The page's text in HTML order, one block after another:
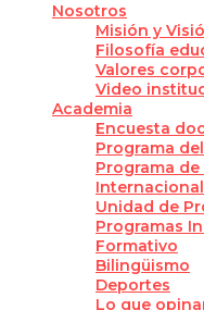
Nosotros
Misión y
Filosofía
Valores
Video
Academia
Encuesta
Programa
Programa de
Unidad de
Programas
Formativo
Bilingüismo
Deportes
Lo que